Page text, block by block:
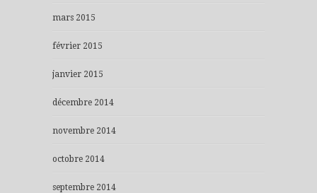
mars 2015
février 2015
janvier 2015
décembre 2014
novembre 2014
octobre 2014
septembre 2014